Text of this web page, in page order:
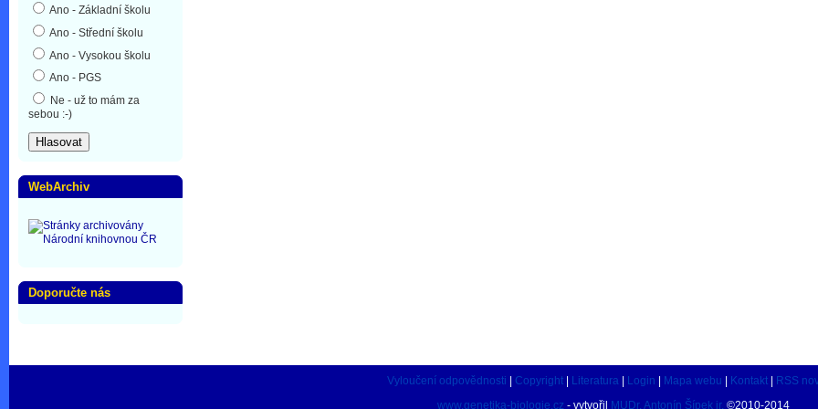
Ano - Základní školu
Ano - Střední školu
Ano - Vysokou školu
Ano - PGS
Ne - už to mám za
sebou :-)
WebArchiv
Doporučte nás
Vyloučení odpovědnosti Copyright Literatura Login Mapa webu Kontakt
RSS
www.genetika-biologie.cz - vytvořil MUDr. Antonín Šípek jr. ©2010-2014